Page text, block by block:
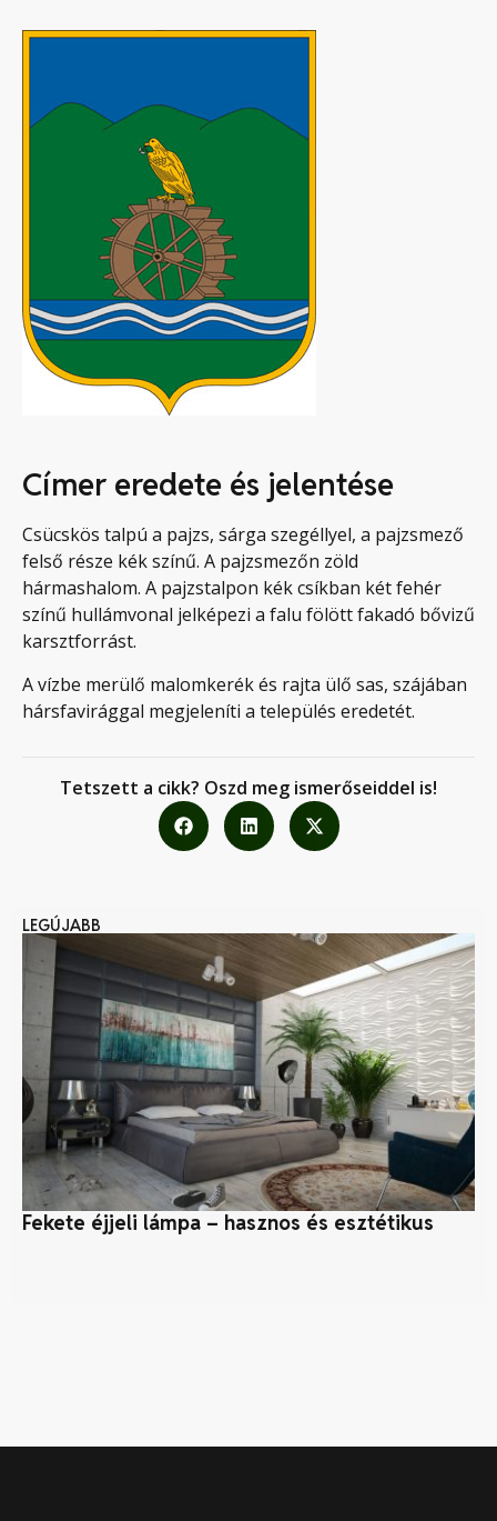
Címer eredete és jelentése
Csücskös talpú a pajzs, sárga szegéllyel, a pajzsmező
felső része kék színű. A pajzsmezőn zöld
hármashalom. A pajzstalpon kék csíkban két fehér
színű hullámvonal jelképezi a falu fölött fakadó bővizű
karsztforrást.
A vízbe merülő malomkerék és rajta ülő sas, szájában
hársfavirággal megjeleníti a település eredetét.
Tetszett a cikk? Oszd meg ismerőseiddel is!
LEGÚJABB
Fekete éjjeli lámpa – hasznos és esztétikus